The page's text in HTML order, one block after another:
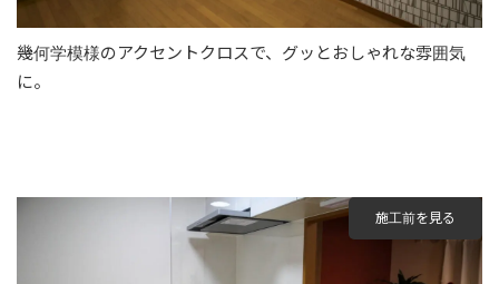
幾何学模様のアクセントクロスで、グッとおしゃれな雰囲気
に。
施工前を見る